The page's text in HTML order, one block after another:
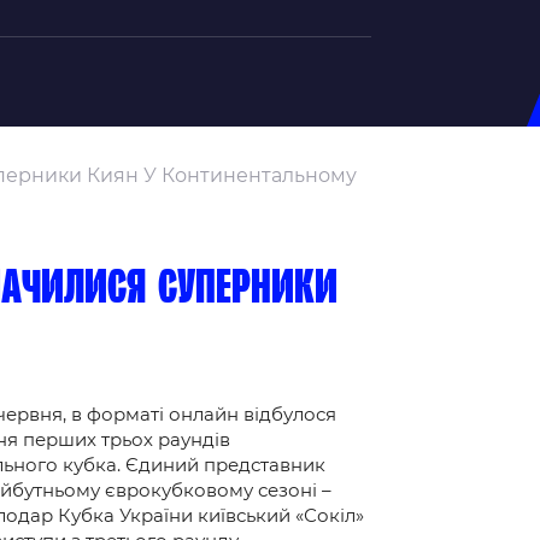
Збірної
Матчів
Киян У Континентальному
суперники
в форматі онлайн відбулося
перших трьох раундів
кубка. Єдиний представник
єврокубковому сезоні –
Кубка України київський «Сокіл»